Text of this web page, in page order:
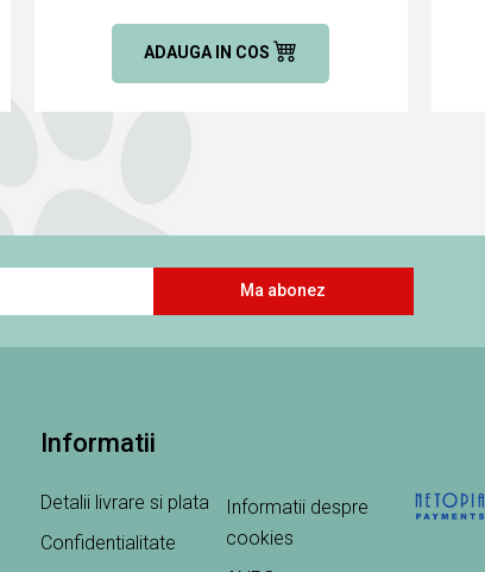
ADAUGA IN COS
Ma abonez
Informatii
Detalii livrare si plata
Confidentialitate
Informatii despre
cookies